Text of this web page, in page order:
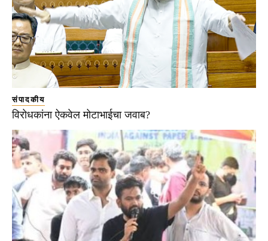
संपादकीय
विरोधकांना ऐकवेल मोटाभाईचा जवाब?